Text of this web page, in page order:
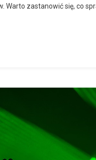
Warto zastanowić się, co